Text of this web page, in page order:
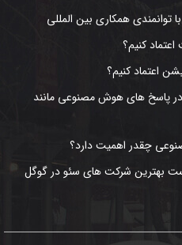
همکاری بین المللی
کنیم؟
کنیم؟
های هوش مصنوعی مانند
چقدر اهمیت دارد؟
بهترین شرکت های سئو در گوگل